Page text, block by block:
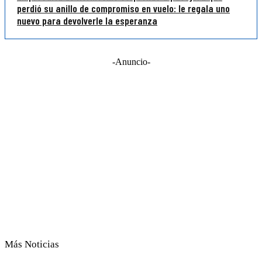
perdió su anillo de compromiso en vuelo: le regala uno
nuevo para devolverle la esperanza
-Anuncio-
Más Noticias